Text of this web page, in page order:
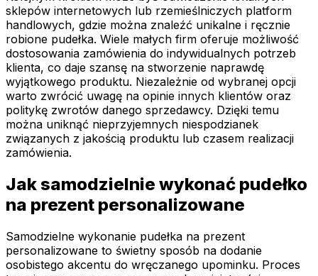
sklepów internetowych lub rzemieślniczych platform
handlowych, gdzie można znaleźć unikalne i ręcznie
robione pudełka. Wiele małych firm oferuje możliwość
dostosowania zamówienia do indywidualnych potrzeb
klienta, co daje szansę na stworzenie naprawdę
wyjątkowego produktu. Niezależnie od wybranej opcji
warto zwrócić uwagę na opinie innych klientów oraz
politykę zwrotów danego sprzedawcy. Dzięki temu
można uniknąć nieprzyjemnych niespodzianek
związanych z jakością produktu lub czasem realizacji
zamówienia.
Jak samodzielnie wykonać pudełko
na prezent personalizowane
Samodzielne wykonanie pudełka na prezent
personalizowane to świetny sposób na dodanie
osobistego akcentu do wręczanego upominku. Proces